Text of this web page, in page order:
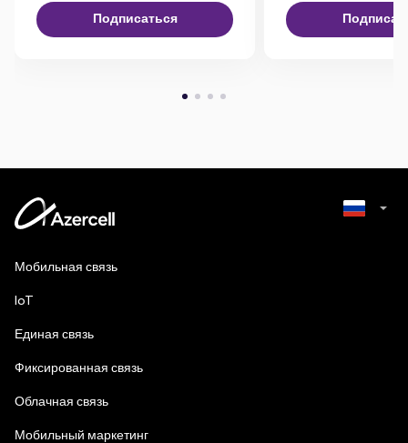
Подписаться
Мобильная связь
IoT
Единая связь
Фиксированная связь
Облачная связь
Мобильный маркетинг